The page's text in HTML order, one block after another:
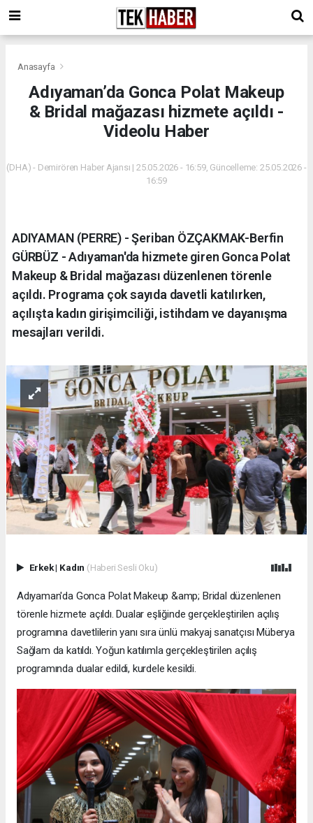
Anasayfa
Adıyaman’da Gonca Polat Makeup
& Bridal mağazası hizmete açıldı -
Videolu Haber
(DHA) - Demirören Haber Ajansı | 25.05.2026 - 16:59, Güncelleme: 25.05.2026 -
16:59
ADIYAMAN (PERRE) - Şeriban ÖZÇAKMAK-Berfin
GÜRBÜZ - Adıyaman'da hizmete giren Gonca Polat
Makeup & Bridal mağazası düzenlenen törenle
açıldı. Programa çok sayıda davetli katılırken,
açılışta kadın girişimciliği, istihdam ve dayanışma
mesajları verildi.
Erkek| Kadın (Haberi Sesli Oku)
Adıyaman'da Gonca Polat Makeup &amp; Bridal düzenlenen
törenle hizmete açıldı. Dualar eşliğinde gerçekleştirilen açılış
programına davetlilerin yanı sıra ünlü makyaj sanatçısı Müberya
Sağlam da katıldı. Yoğun katılımla gerçekleştirilen açılış
programında dualar edildi, kurdele kesildi.